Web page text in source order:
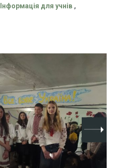
Інформація для учнів ,